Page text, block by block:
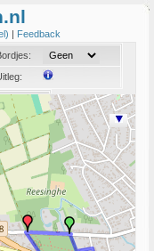
| Feedback